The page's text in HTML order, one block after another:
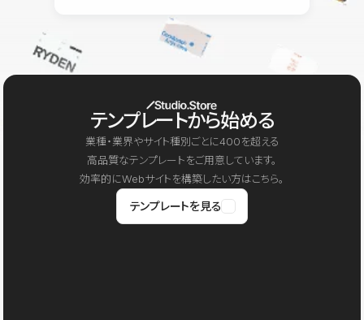
テンプレートから始める
業種・業界やサイト種別ごとに400を超える
高品質なテンプレートをご用意しています。
効率的にWebサイトを構築したい方はこちら。
テンプレートを見る